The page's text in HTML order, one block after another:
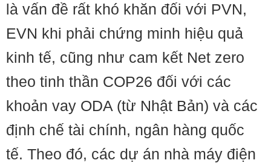
là vấn đề rất khó khăn đối với PVN,
EVN khi phải chứng minh hiệu quả
kinh tế, cũng như cam kết Net zero
theo tinh thần COP26 đối với các
khoản vay ODA (từ Nhật Bản) và các
định chế tài chính, ngân hàng quốc
tế. Theo đó, các dự án nhà máy điện